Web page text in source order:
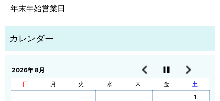
年末年始営業日
2026年 8月
日
月 火 水 木 金
土
1